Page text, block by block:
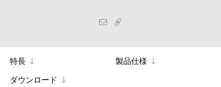
特長 製品仕様
ダウンロード